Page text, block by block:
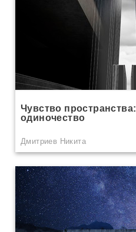
Чувство пространства:
одиночество
Дмитриев Никита